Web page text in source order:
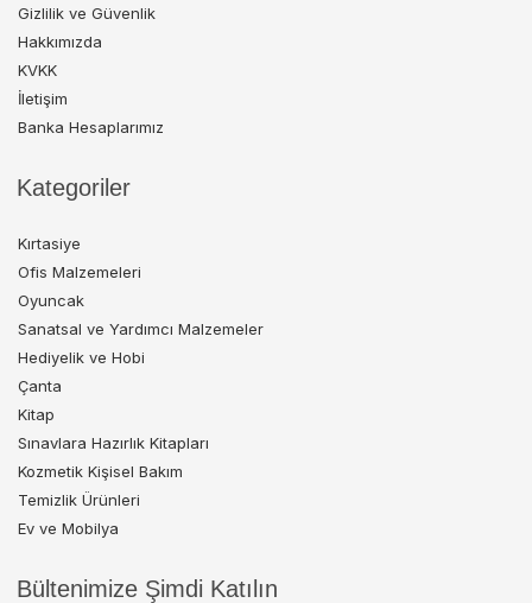
Gizlilik ve Güvenlik
Hakkımızda
KVKK
İletişim
Banka Hesaplarımız
Kategoriler
Kırtasiye
Ofis Malzemeleri
Oyuncak
Sanatsal ve Yardımcı Malzemeler
Hediyelik ve Hobi
Çanta
Kitap
Sınavlara Hazırlık Kitapları
Kozmetik Kişisel Bakım
Temizlik Ürünleri
Ev ve Mobilya
Bültenimize Şimdi Katılın